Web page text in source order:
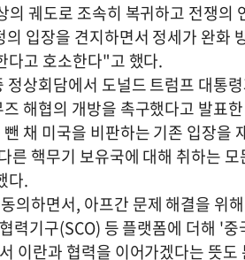
궤도로 조속히 복귀하고 전쟁의
입장을 견지하면서 정세가 완화
다고 호소한다"고 했다.
상회담에서 도널드 트럼프 대통
해협의 개방을 촉구했다고 발표
채 미국을 비판하는 기존 입장을
핵무기 보유국에 대해 취하는
다.
의하면서, 아프간 문제 해결을 위
력기구(SCO) 등 플랫폼에 더해 '
이란과 협력을 이어가겠다는 뜻도